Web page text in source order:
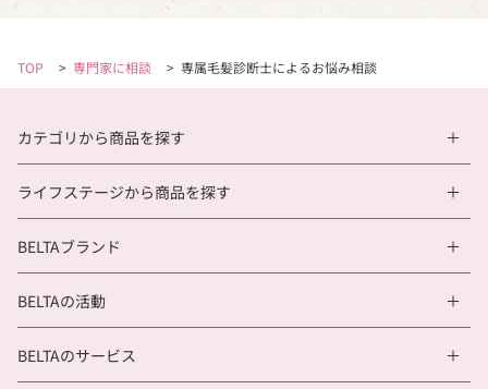
4.個人情報の取扱い委託について
扱いの全部または一部を外部に委託する場合があり
委託を行う際は、委託先の選定にあたり個人情報の
契約の締結等を通じて、適切な管理および監督を行
5.個人データの第三者提供について
当社は以下の場合を除き、同意を得ないで第三者に
個人情報を提供することはいたしません。
・法令に基づく場合
・人の生命、身体又は財産の保護のために必要
TOP > 専門家に相談 > 専属毛髪診断士によるお悩み相談
カテゴリから商品を探す
ライフステージから商品を探す
BELTAブランド
BELTAの活動
BELTAのサービス